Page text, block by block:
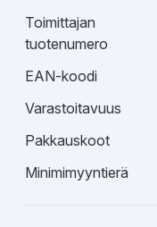
Toimittajan
tuotenumero
EAN-koodi
Varastoitavuus
Pakkauskoot
Minimimyyntierä